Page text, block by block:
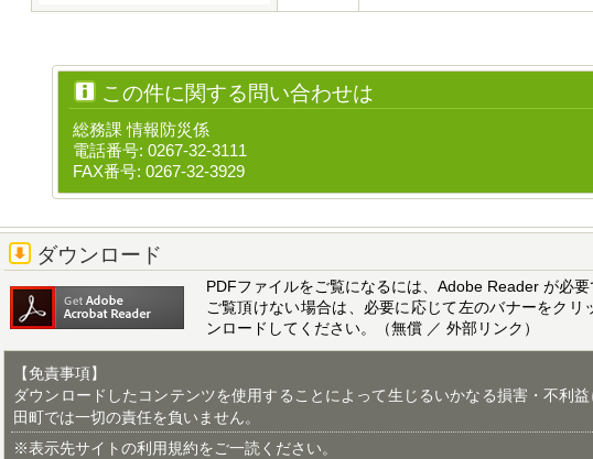
この件に関する問い合わせは
総務課 情報防災係
電話番号: 0267-32-3111
FAX番号: 0267-32-3929
ダウンロード
PDFファイルをご覧になるには、Adobe Reader が必要
ご覧頂けない場合は、必要に応じて左のバナーをクリ
ンロードしてください。（無償 ／ 外部リンク）
【免責事項】
ダウンロードしたコンテンツを使用することによって生じるいかなる損害・不利
田町では一切の責任を負いません。
※表示先サイトの利用規約をご一読ください。